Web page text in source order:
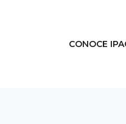
CONOCE